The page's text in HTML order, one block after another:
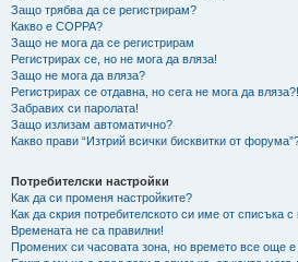
Защо трябва да се регистрирам?
Какво е COPPA?
Защо не мога да се регистрирам
Регистрирах се, но не мога да вляза!
Защо не мога да вляза?
Регистрирах се отдавна, но сега не мога да вляза?!
Забравих си паролата!
Защо излизам автоматично?
Какво прави “Изтрий всички бисквитки от
Потребителски настройки
Как да си променя настройките?
Как да скрия потребителското си име от списъка
Времената не са правилни!
Промених си часовата зона, но времето все още е